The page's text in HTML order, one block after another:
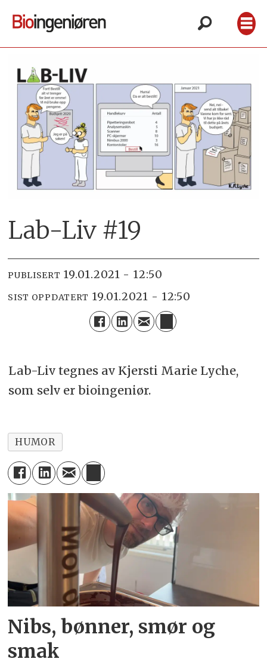
Lab-Liv #19
PUBLISERT 19.01.2021 - 12:50
SIST OPPDATERT 19.01.2021 - 12:50
Lab-Liv tegnes av Kjersti Marie Lyche,
som selv er bioingeniør.
HUMOR
Nibs, bønner, smør og
smak